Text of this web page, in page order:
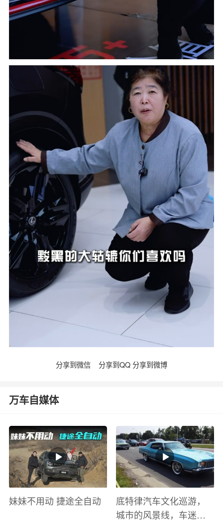
分享到微信 分享到QQ 分享到微博
万车自媒体
妹妹不用动 捷途全自动
底特律汽车文化巡游，
城市的风景线，车迷的